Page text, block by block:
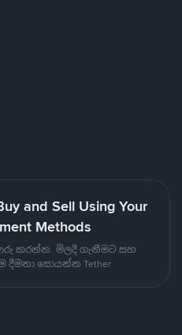
and Sell Using Your
Methods
කරන්න. මිලදී ගැනීමට සහ
සොයන්න Tether